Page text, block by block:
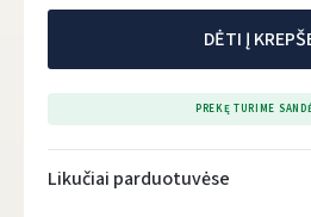
DĖTI Į
PREKĘ TURIME
Likučiai parduotuvėse